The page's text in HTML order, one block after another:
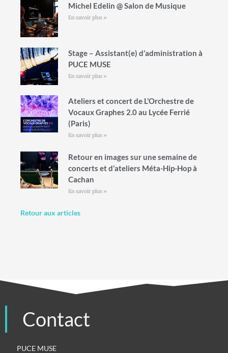
Michel Edelin @ Salon de Musique
En savoir plus »
Stage – Assistant(e) d’administration à
PUCE MUSE
En savoir plus »
Ateliers et concert de L’Orchestre de
Vocaux Graphes 2.0 au Lycée Ferrié
(Paris)
En savoir plus »
Retour en images sur une semaine de
concerts et d’ateliers Méta-Hip-Hop à
Cachan
En savoir plus »
Retour aux articles
Contact
PUCE MUSE